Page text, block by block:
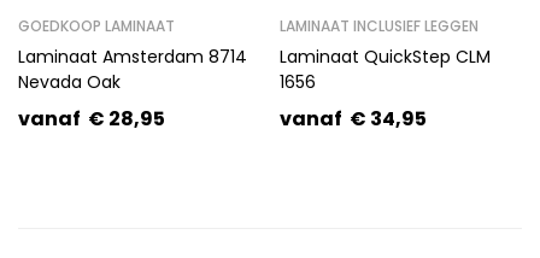
GOEDKOOP LAMINAAT
Laminaat Amsterdam 8714
Nevada Oak
vanaf € 28,95
LAMINAAT INCLUSIEF LEGGEN
Laminaat QuickStep CLM
1656
vanaf € 34,95